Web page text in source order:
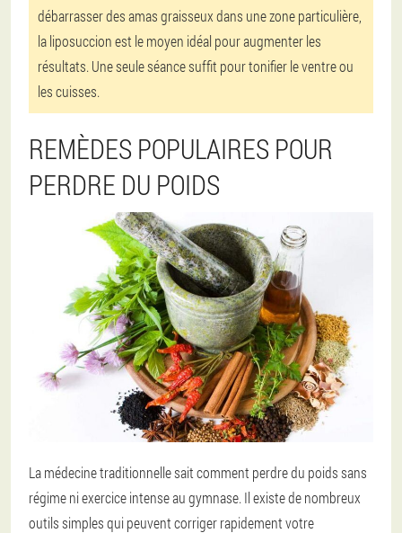
débarrasser des amas graisseux dans une zone particulière,
la liposuccion est le moyen idéal pour augmenter les
résultats. Une seule séance suffit pour tonifier le ventre ou
les cuisses.
REMÈDES POPULAIRES POUR
PERDRE DU POIDS
La médecine traditionnelle sait comment perdre du poids sans
régime ni exercice intense au gymnase. Il existe de nombreux
outils simples qui peuvent corriger rapidement votre